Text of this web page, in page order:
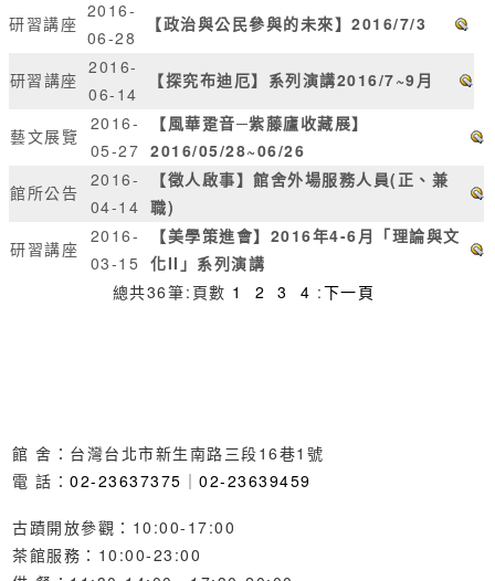
研習講座
2016-
06-28
【政治與公民參與的未來】2016/7/3
研習講座
2016-
06-14
【探究布迪厄】系列演講2016/7~9月
藝文展覽
2016-
05-27
【風華跫音─紫藤廬收藏展】
2016/05/28~06/26
館所公告
2016-
04-14
【徵人啟事】館舍外場服務人員(正、兼
職)
研習講座
2016-
03-15
【美學策進會】2016年4-6月「理論與文
化II」系列演講
總共36筆: 頁數 1 2 3 4 :下一頁
館 舍：台灣台北市新生南路三段16巷1號
電 話： 02-23637375 ｜ 02-23639459
古蹟開放參觀：10:00-17:00
茶館服務：10:00-23:00